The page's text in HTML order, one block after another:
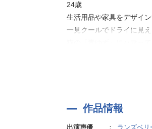
「あんたはどれだけ観察
けど、なんかそれが癖に
24歳
生活用品や家具をデザイ
一見クールでドライに見
猫の『青ゆず』にハマっ
作品情報
出演声優 ： ランズベリ